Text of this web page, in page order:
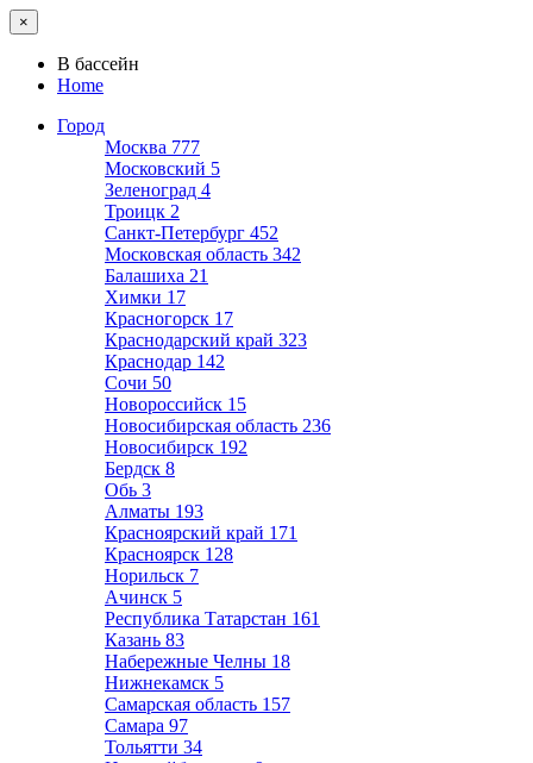
×
В бассейн
Home
Город
Москва 777
Московский 5
Зеленоград 4
Троицк 2
Санкт-Петербург 452
Московская область 342
Балашиха 21
Химки 17
Красногорск 17
Краснодарский край 323
Краснодар 142
Сочи 50
Новороссийск 15
Новосибирская область 236
Новосибирск 192
Бердск 8
Обь 3
Алматы 193
Красноярский край 171
Красноярск 128
Норильск 7
Ачинск 5
Республика Татарстан 161
Казань 83
Набережные Челны 18
Нижнекамск 5
Самарская область 157
Самара 97
Тольятти 34